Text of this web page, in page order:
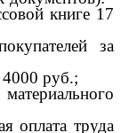
книге 17
за
руб.;
оплата труда